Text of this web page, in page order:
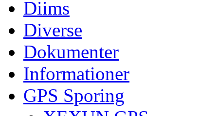
Diims
Diverse
Dokumenter
Informationer
GPS Sporing